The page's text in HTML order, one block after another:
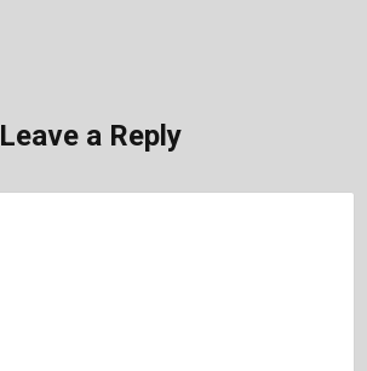
Leave a Reply